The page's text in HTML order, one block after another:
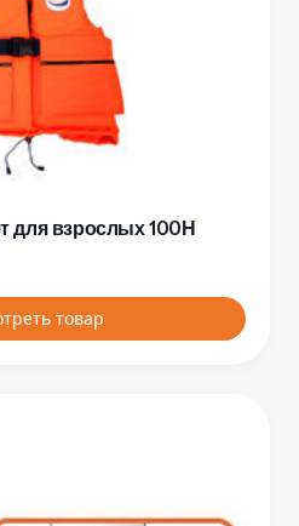
для взрослых 100Н
товар